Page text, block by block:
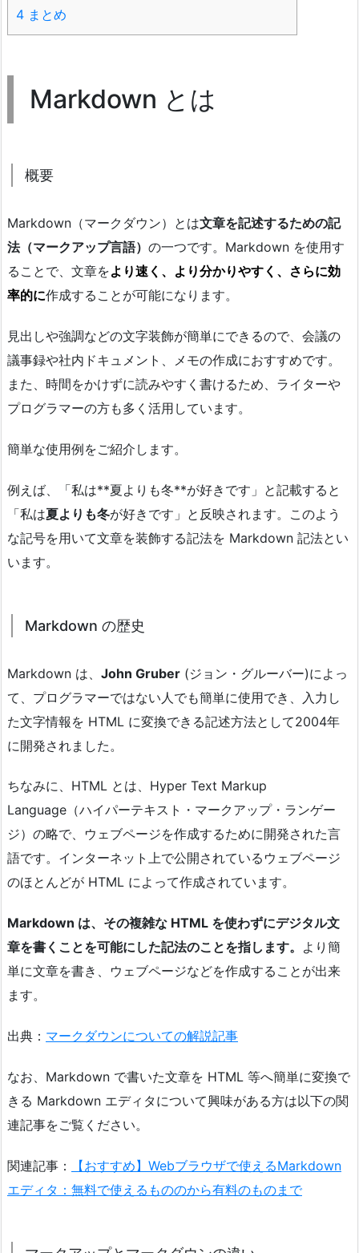
4 まとめ
Markdown とは
概要
Markdown（マークダウン）とは文章を記述するための記
法（マークアップ言語） の一つです。Markdown を使用す
ることで、文章をより速く、より分かりやすく、さらに効
率的に作成することが可能になります。
見出しや強調などの文字装飾が簡単にできるので、会議の
議事録や社内ドキュメント、メモの作成におすすめです。
また、時間をかけずに読みやすく書けるため、ライターや
プログラマーの方も多く活用しています。
簡単な使用例をご紹介します。
例えば、「私は**夏よりも冬**が好きです」と記載すると
「私は夏よりも冬が好きです」と反映されます。このよう
な記号を用いて文章を装飾する記法を Markdown 記法とい
います。
Markdown の歴史
Markdown は、 John Gruber (ジョン・グルーバー)によっ
て、プログラマーではない人でも簡単に使用でき、入力し
た文字情報を HTML に変換できる記述方法として2004年
に開発されました。
ちなみに、HTML とは、Hyper Text Markup
Language（ハイパーテキスト・マークアップ・ランゲー
ジ）の略で、ウェブページを作成するために開発された言
語です。インターネット上で公開されているウェブページ
のほとんどが HTML によって作成されています。
Markdown は、その複雑な HTML を使わずにデジタル文
章を書くことを可能にした記法のことを指します。 より簡
単に文章を書き、ウェブページなどを作成することが出来
ます。
出典： マークダウンについての解説記事
なお、Markdown で書いた文章を HTML 等へ簡単に変換で
きる Markdown エディタについて興味がある方は以下の関
連記事をご覧ください。
関連記事：
【おすすめ】Webブラウザで使えるMarkdown
エディタ：無料で使えるもののから有料のものまで